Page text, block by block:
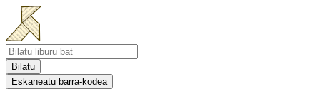
Bilatu
Eskaneatu barra-kodea